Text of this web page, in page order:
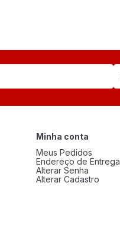
Minha conta
Meus Pedidos
Endereço de Entrega
Alterar Senha
Alterar Cadastro